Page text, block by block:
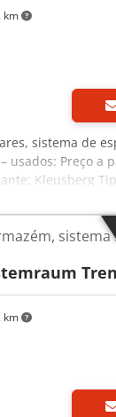
km
sistema de
usados: Preço a
Kleusberg
cerca de 6
1,03 m
Profundidade:
lados e,
Estado: bom
km
sistema